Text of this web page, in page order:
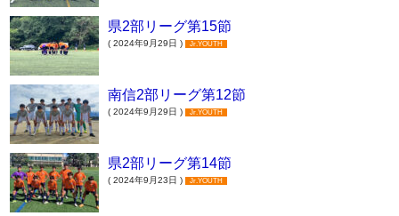
県2部リーグ第15節
( 2024年9月29日 ) Jr.YOUTH
南信2部リーグ第12節
( 2024年9月29日 ) Jr.YOUTH
県2部リーグ第14節
( 2024年9月23日 ) Jr.YOUTH